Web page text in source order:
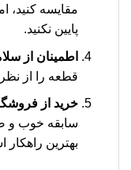
مقایسه کنید،
پایین نکنید.
اطمینان از
قطعه را از
خرید از
سابقه خوب و
بهترین